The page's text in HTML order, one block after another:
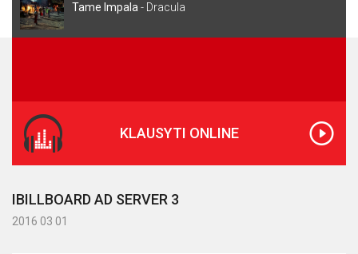
Tame Impala - Dracula
KLAUSYTI ONLINE
IBILLBOARD AD SERVER 3
2016 03 01